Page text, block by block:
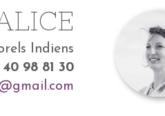
Indiens
98 81 30